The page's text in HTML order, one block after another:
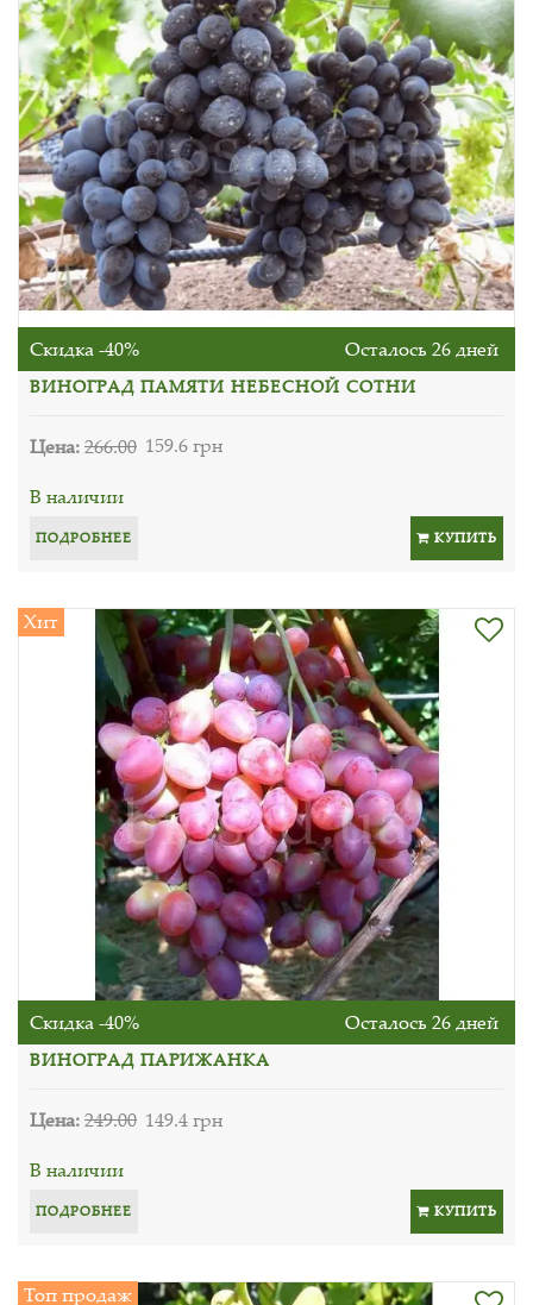
Скидка -40% Осталось 26 дней
ВИНОГРАД ПАМЯТИ НЕБЕСНОЙ СОТНИ
Цена:266.00 159.6 грн
В наличии
ПОДРОБНЕЕ КУПИТЬ
Хит
Скидка -40% Осталось 26 дней
ВИНОГРАД ПАРИЖАНКА
Цена:249.00 149.4 грн
В наличии
ПОДРОБНЕЕ КУПИТЬ
Топ продаж